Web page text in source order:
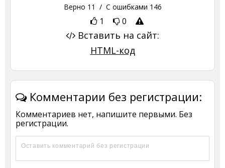
Верно 11 / С ошибками 146
1 0
Вставить на сайт:
HTML-код
Комментарии без регистрации:
Комментариев нет, напишите первыми. Без
регистрации.